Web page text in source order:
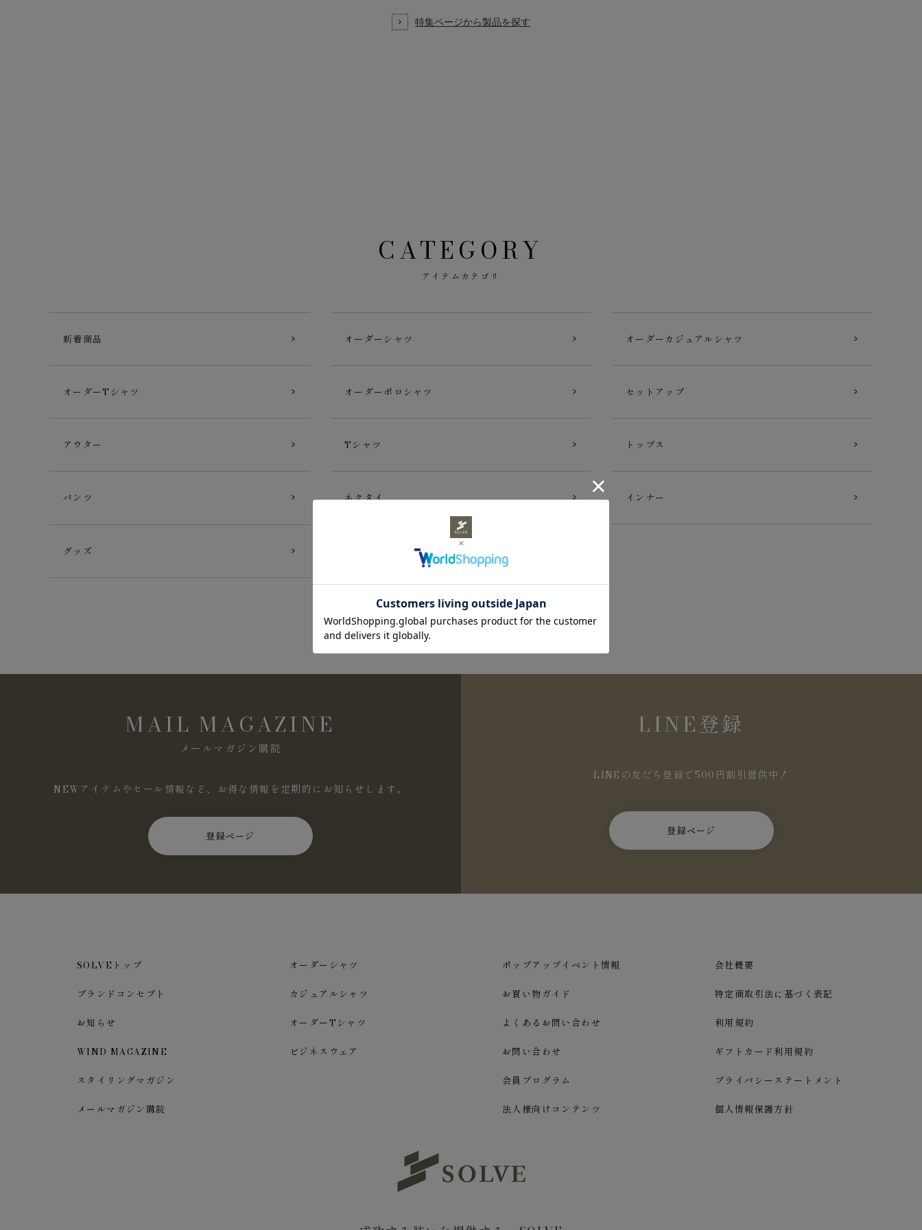
CATEGORY
アイテムカテゴリ
新着商品 オーダーシャツ オーダー カジュアルシャツ
オーダーTシャツ オーダーポロシャツ セットアップ
アウター Tシャツ トップス
パンツ ネクタイ インナー
グッズ
MAIL MAGAZINE
メールマガジン購読
NEWアイテムやセール情報など、お得な情報を定期的にお知らせします。
登録ページ
LINE登録
LINEの友だち登録で500円割引提供中！
登録ページ
SOLVEトップ
ブランドコンセプト
お知らせ
WIND MAGAZINE
スタイリングマガジン
メールマガジン購読
オーダーシャツ
カジュアルシャツ
オーダーTシャツ
ビジネスウェア
ポップアップイベント情報
お買い物ガイド
よくあるお問い合わせ
お問い合わせ
会員プログラム
法人様向けコンテンツ
会社概要
特定商取引法に基づく表記
利用規約
ギフトカード利用規約
プライバシーステートメント
個人情報保護方針